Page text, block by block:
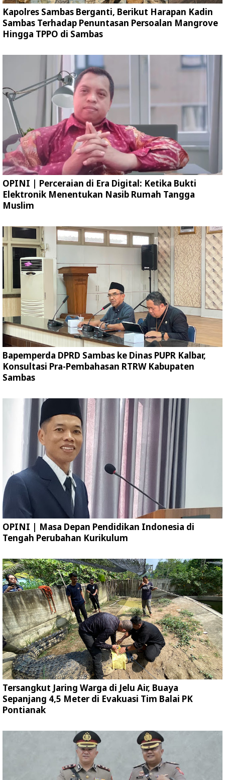
Kapolres Sambas Berganti, Berikut Harapan Kadin
Sambas Terhadap Penuntasan Persoalan Mangrove
Hingga TPPO di Sambas
OPINI | Perceraian di Era Digital: Ketika Bukti
Elektronik Menentukan Nasib Rumah Tangga
Muslim
Bapemperda DPRD Sambas ke Dinas PUPR Kalbar,
Konsultasi Pra-Pembahasan RTRW Kabupaten
Sambas
OPINI | Masa Depan Pendidikan Indonesia di
Tengah Perubahan Kurikulum
Tersangkut Jaring Warga di Jelu Air, Buaya
Sepanjang 4,5 Meter di Evakuasi Tim Balai PK
Pontianak